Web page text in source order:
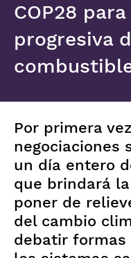
COP28
progresiva
Por primera
negociaciones
un día entero
que brindará
poner de
del cambio
debatir formas